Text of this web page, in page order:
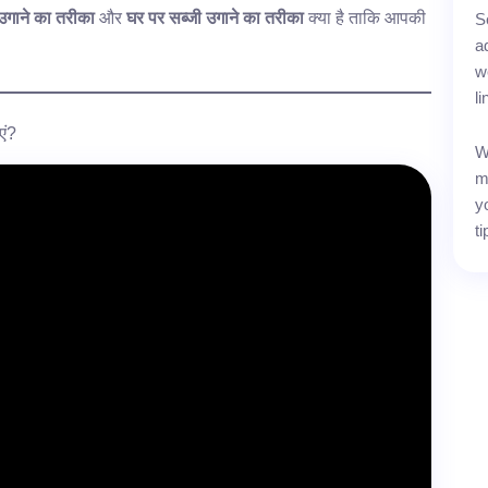
का तरीकाऔरघर पर सब्जी उगाने का तरीकाक्या है ताकि आपकी